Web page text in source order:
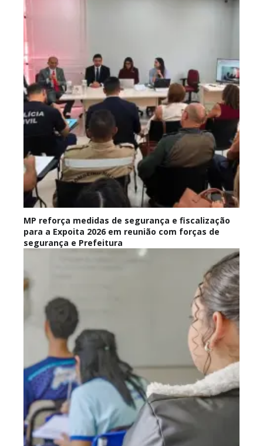
MP reforça medidas de segurança e fiscalização
para a Expoita 2026 em reunião com forças de
segurança e Prefeitura